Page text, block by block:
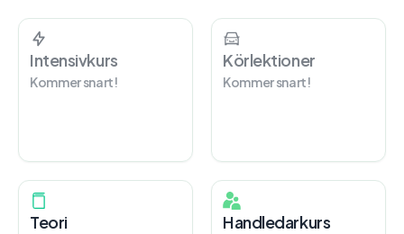
Intensivkurs
Kommer snart!
Körlektioner
Kommer snart!
Teori Handledarkurs